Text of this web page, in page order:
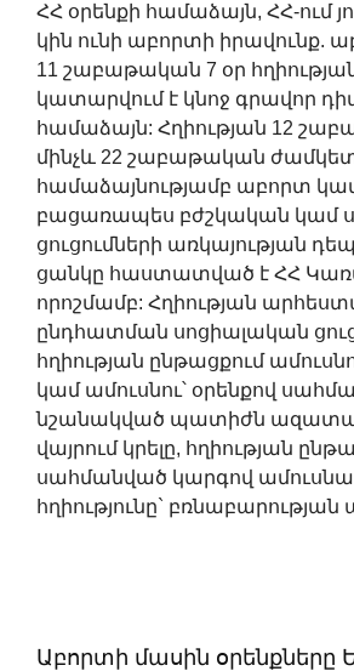
ՀՀ օրենքի համաձայն, ՀՀ-ում
կին ունի աբորտի իրավունք.
11 շաբաթական 7 օր
կատարվում է կնոջ գրավոր
համաձայն: Հղիության 12
մինչև 22 շաբաթական
համաձայնությամբ աբորտ
բացառապես բժշկական կամ
ցուցումների առկայության
ցանկը հաստատված է ՀՀ
որոշմամբ: Հղիության
ընդհատման սոցիալական
հղիության ընթացքում
կամ ամուսնու՝ օրենքով
նշանակված պատիժն
վայրում կրելը, հղիության
սահմանված կարգով
հղիությունը` բռնաբարության
Աբորտի մասին օրենքները